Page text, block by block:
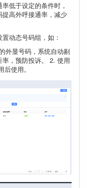
低于设定的条件时，
高外呼接通率，减少
动态号码组，如：
外显号码，系统自动剔
，预防投诉。 2. 使用
使用。